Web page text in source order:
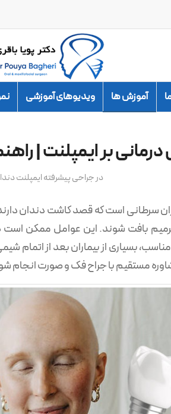
آموزش ها ویدیوهای آموزشی
بر ایمپلنت |
درجراحی پیشرفته ایمپلنت
سرطانی است که قصد کاشت دندان
بافت شوند. این عوامل ممکن
بسیاری از بیماران بعد از اتمام
مستقیم با جراح فک و صورت انجام